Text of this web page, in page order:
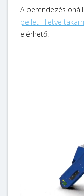
A berendezés
pellet- illetve
elérhető.